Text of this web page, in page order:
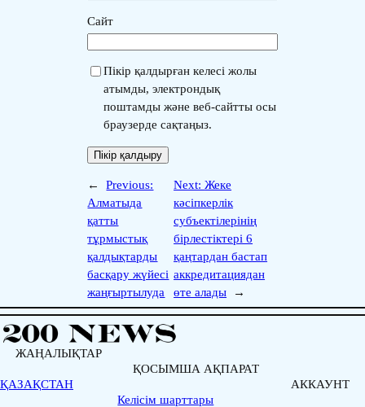
Сайт
Пікір қалдырған келесі жолы
атымды, электрондық
поштамды және веб-сайтты осы
браузерде сақтаңыз.
←
Previous:
Алматыда
қатты
тұрмыстық
қалдықтарды
басқару жүйесі
жаңғыртылуда
Next:Жеке
кәсіпкерлік
субъектілерінің
бірлестіктері 6
қаңтардан бастап
аккредитациядан
өте алады
→
ЖАҢАЛЫҚТАР
ҚАЗАҚСТАН
ҚОСЫМША АҚПАРАТ
Келісім шарттары
АККАУНТ